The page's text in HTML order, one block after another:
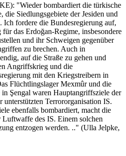
"Wieder bombardiert die türkische
Siedlungsgebiete der Jesiden und
fordere die Bundesregierung auf,
das Erdoğan-Regime, insbesondere
und ihr Schweigen gegenüber
zu brechen. Auch in
auf die Straße zu gehen und
Angriffskrieg und die
mit den Kriegstreibern in
Flüchtlingslager Mexmûr und die
Şengal waren Hauptangriffsziele der
Terrororganisation IS.
ebenfalls bombardiert, macht die
des IS. Einem solchen
entzogen werden. .." (Ulla Jelpke,